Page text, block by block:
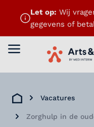
Let op: Wij
gegevens of
Menu openen
Home
Home
Vacatures
Zorghulp in de